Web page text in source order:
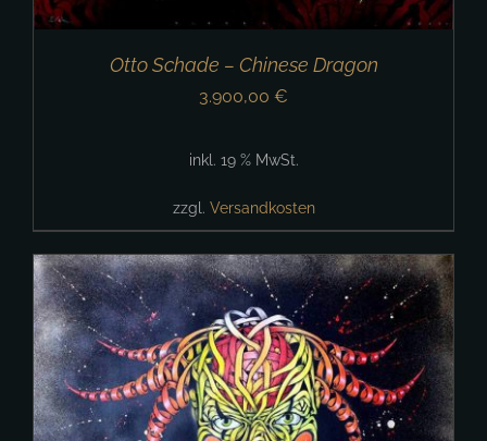
Otto Schade – Chinese Dragon
3.900,00 €
inkl. 19 % MwSt.
zzgl. Versandkosten